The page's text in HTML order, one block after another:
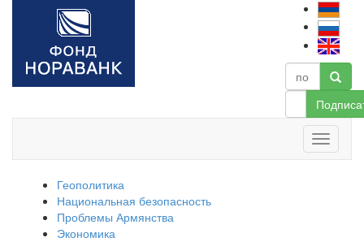
Геополитика
Национальная безопасность
Проблемы Армянства
Экономика